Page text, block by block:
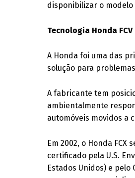
disponibilizar o modelo
Tecnologia Honda FCV
A Honda foi uma das
solução para
A fabricante tem
ambientalmente
automóveis movidos a
Em 2002, o Honda
certificado pela U.S.
Estados Unidos) e pelo